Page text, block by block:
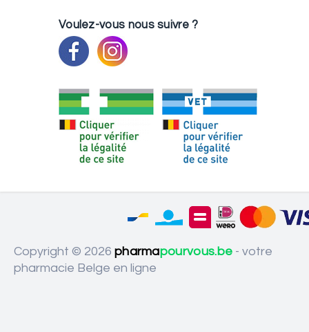
Voulez-vous nous suivre ?
Copyright © 2026 pharmapourvous.be - votre
pharmacie Belge en ligne